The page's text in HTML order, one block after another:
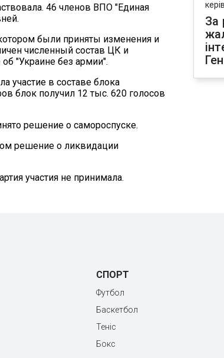
46 членов ВПО "Единая
котором были приняты изменения и
численный состав ЦК и
"Украине без армии".
участие в составе блока
блок получил 12 тыс. 620 голосов
решение о самороспуске.
решение о ликвидации
участия не принимала.
За
СПОРТ
Футбол
Баскетбол
Теніс
Бокс